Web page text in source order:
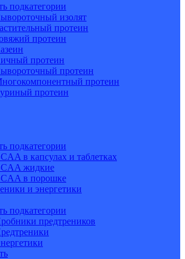
подкатегории
изолят
протеин
протеин
протеин
протеин
протеин
протеин
подкатегории
в капсулах и таблетках
жидкие
в порошке
и энергетики
подкатегории
предтреников